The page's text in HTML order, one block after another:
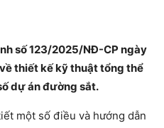
số 123/2025/NĐ-CP ngày
thiết kế kỹ thuật tổng thể
dự án đường sắt.
một số điều và hướng dẫn